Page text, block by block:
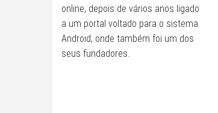
online, depois de vários anos ligado
a um portal voltado para o sistema
Android, onde também foi um dos
seus fundadores.